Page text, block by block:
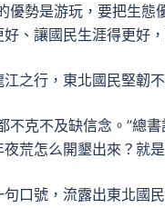
優勢是游玩，要把生態
好、讓國民生涯得更好
江之行，東北國民堅韌
不克不及缺信念。”總
夜荒怎么開墾出來？就
句口號，流露出東北國